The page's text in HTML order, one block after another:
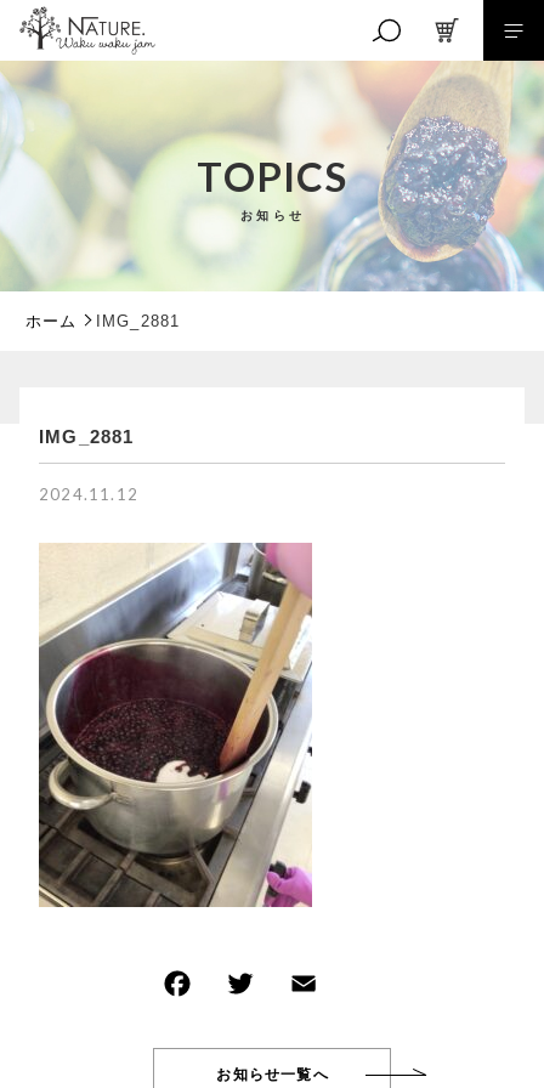
RANKING
イベント商品
NEW ITEM
新着商品
PRODUCTS
商品一覧
CHECKED PRODUCTS
最近チェックした商品
ORDER HISTORY
注文履歴
SHOPPING GUIDE
ショッピングガイド
TOPICS
BLOG
TOPICS
お知らせ
ホーム IMG_2881
IMG_2881
2024.11.12
お知らせ一覧へ
こだわり検索
親カテゴリ
価格帯
在庫あり セール
並び順